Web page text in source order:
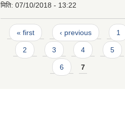
मिति: 07/10/2018 - 13:22
Pages
« first ‹ previous 1
2 3 4 5
6 7